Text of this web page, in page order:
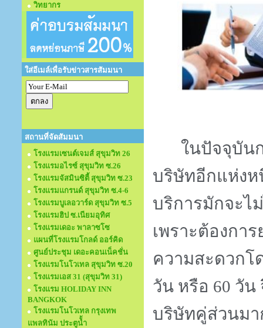
วิทยากร
ใส่อีเมล์เพื่อรับข่าวสารสัมมนา
สถานที่จัดสัมมนา
โรงแรมเซนต์เจมส์ สุขุมวิท 26
โรงแรมอไรซ์ สุขุมวิท ซ.26
โรงแรมจัสมินซิตี้ สุขุมวิท ซ.23
โรงแรมแกรนด์ สุขุมวิท ซ.4-6
โรงแรมบูเลอวาร์ด สุขุมวิท ซ.5
โรงแรมฮิป ซ.เนียมอุทิศ
โรงแรมเดอะ พาลาซโซ
แผนที่โรงแรมโกลด์ ออร์คิด
ศูนย์ประชุม เดอะคอนเน็คชั่น
โรงแรมโนโวเทล สุขุมวิท ซ.20
โรงแรมเอส 31 (สุขุมวิท 31)
โรงแรม HOLIDAY INN
BANGKOK
โรงแรมโนโวเทล กรุงเทพ
แพลทินัม ประตูนั้ำ
ในปัจจุบัน
บริษัทอีกแห่งห
บริการมักจะไ
เพราะต้องกา
ความสะดวกโ
วัน หรือ 60 วัน
บริษัทคู่ส่วนมา